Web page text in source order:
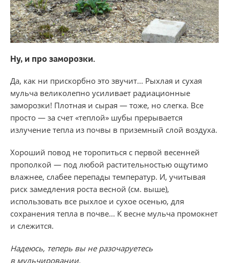
Ну, и про замо​розки.
Да, как ни прискорбно это звучит... Рыхлая и сухая
мульча великолепно усиливает радиационные
заморозки! Плотная и сырая — тоже, но слегка. Все
просто — за счет «теплой» шубы прерывается
излучение тепла из почвы в приземный слой воздуха.
Хороший повод не торопиться с первой весенней
прополкой — под любой растительностью ощутимо
влажнее, слабее перепады температур. И, учитывая
риск замедления роста весной (см. выше),
использовать все рыхлое и сухое осенью, для
сохранения тепла в почве... К весне мульча промокнет
и слежится.
Надеюсь, теперь вы не разочаруетесь
в мульчировании.